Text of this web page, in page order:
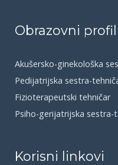
Obrazovni profil
Akušersko-ginekološka
Pedijatrijska sestra-
Fizioterapeutski tehničar
Psiho-gerijatrijska sestra-
Korisni linkovi